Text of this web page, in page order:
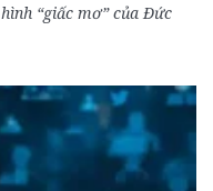
“giấc mơ” của Đức